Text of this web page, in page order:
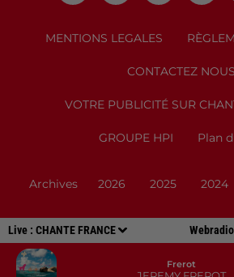
Live : CHANTE FRANCE
Frerot
MENTIONS LEGALES
CONTACTEZ NOUS
VOTRE PUBLICITÉ SUR
GROUPE HPI Plan
Archives 2026 2025 2024